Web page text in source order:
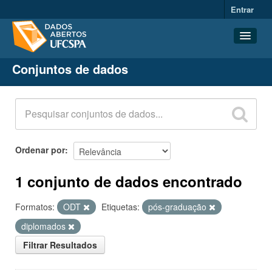
Entrar
Conjuntos de dados
Organizações
Grupos
Sobre
Conjuntos de dados
Ordenar por
1 conjunto de dados encontrado
Formatos: ODT Etiquetas:
pós-graduação
diplomados
Filtrar Resultados